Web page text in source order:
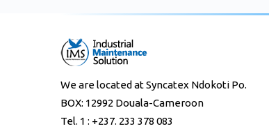
We are located at Syncatex Ndokoti Po.
BOX: 12992 Douala-Cameroon
Tel. 1 : +237. 233 378 083